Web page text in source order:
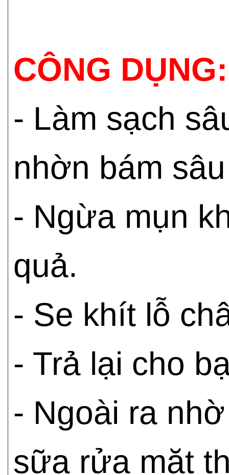
CÔNG DỤNG:
- Làm sạch
nhờn bám
- Ngừa mụn
quả.
- Se khít lỗ
- Trả lại cho
- Ngoài ra
sữa rửa mặt